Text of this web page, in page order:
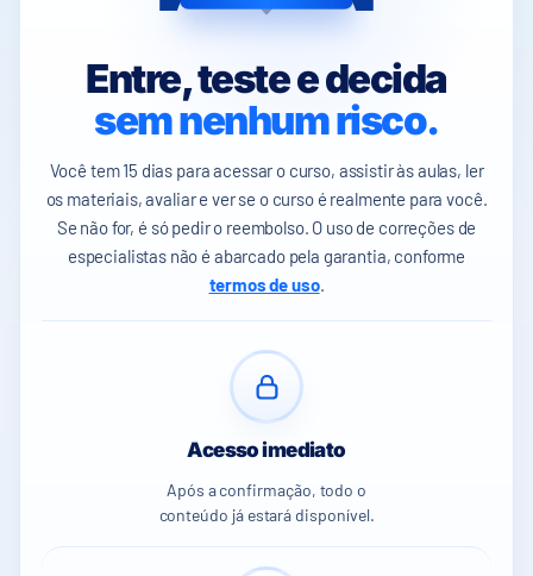
Entre, teste e decida
sem nenhum risco.
Você tem 15 dias para acessar o curso, assistir às aulas, ler
os materiais, avaliar e ver se o curso é realmente para você.
Se não for, é só pedir o reembolso. O uso de correções de
especialistas não é abarcado pela garantia, conforme
termos de uso.
Acesso imediato
Após a confirmação, todo o
conteúdo já estará disponível.